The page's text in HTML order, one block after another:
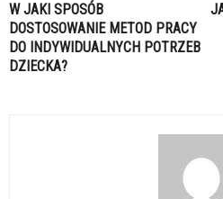
W JAKI SPOSÓB
DOSTOSOWANIE METOD PRACY
DO INDYWIDUALNYCH POTRZEB
DZIECKA?